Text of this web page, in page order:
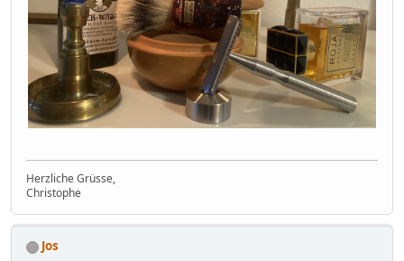
Herzliche Grüsse,
Christophe
Jos